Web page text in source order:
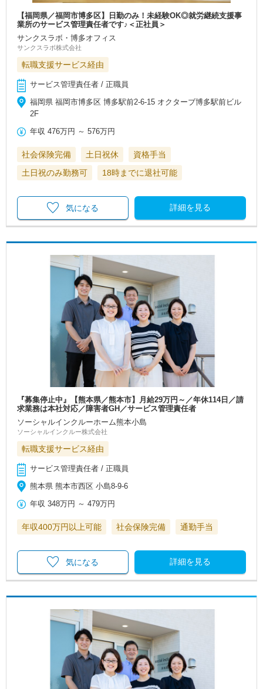
【福岡県／福岡市博多区】日勤のみ！未経験OK◎就労継続支援事
業所のサービス管理責任者です♪＜正社員＞
サンクスラボ・博多オフィス
サンクスラボ株式会社
転職支援サービス経由
サービス管理責任者 / 正職員
福岡県 福岡市博多区 博多駅前2-6-15 オクターブ博多駅前ビル
2F
年収 476万円 ～576万円
社会保険完備 土日祝休
資格手当
土日祝のみ勤務可
18時までに退社可能
詳細を見る
気になる
『募集停止中』【熊本県／熊本市】月給29万円～／年休114日／請
求業務は本社対応／障害者GH／サービス管理責任者
ソーシャルインクルーホーム熊本小島
ソーシャルインクルー株式会社
転職支援サービス経由
サービス管理責任者 / 正職員
熊本県 熊本市西区 小島8-9-6
年収 348万円 ～479万円
年収400万円以上可能 社会保険完備 通勤手当
詳細を見る
気になる